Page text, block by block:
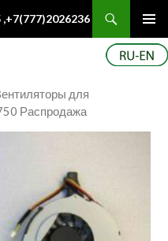
для
Распродажа